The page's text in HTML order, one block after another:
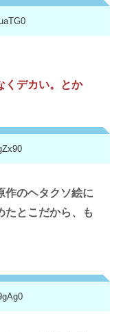
くデカい。とか
作のヘタクソ絵に
たとこだから、も